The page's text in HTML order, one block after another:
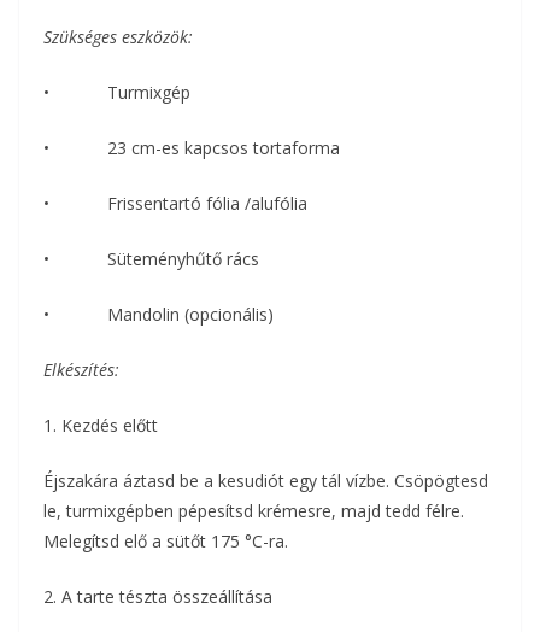
Szükséges eszközök:
• Turmixgép
• 23 cm-es kapcsos tortaforma
• Frissentartó fólia /alufólia
• Süteményhűtő rács
• Mandolin (opcionális)
Elkészítés:
1. Kezdés előtt
Éjszakára áztasd be a kesudiót egy tál vízbe. Csöpögtesd
le, turmixgépben pépesítsd krémesre, majd tedd félre.
Melegítsd elő a sütőt 175 °C-ra.
2. A tarte tészta összeállítása